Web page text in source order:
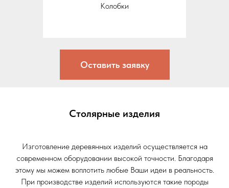
Колобки
Оставить заявку
Столярные изделия
Изготовление деревянных изделий осуществляется на
современном оборудовании высокой точности. Благодаря
этому мы можем воплотить любые Ваши идеи в реальность.
При производстве изделий используются такие породы